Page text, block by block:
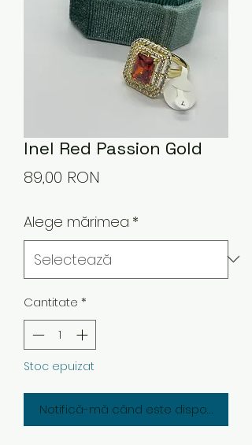
Inel Red Passion Gold
89,00 RON
Alege mărimea *
Cantitate *
Stoc epuizat
Notifică-mă când este disponibil